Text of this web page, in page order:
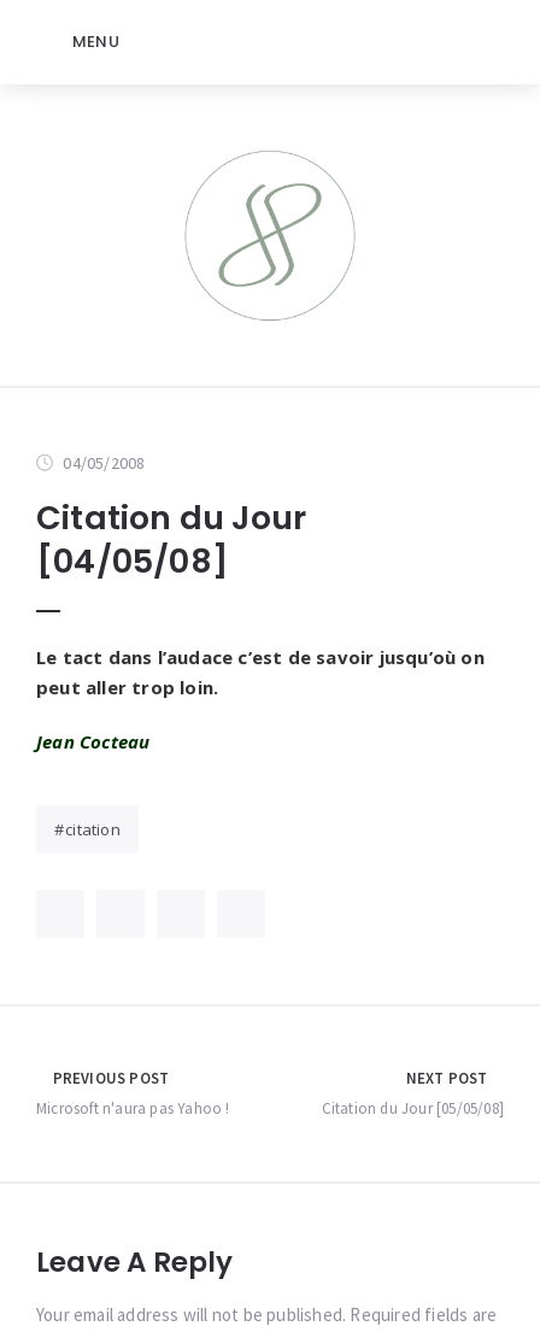
MENU
04/05/2008
Citation du Jour
[04/05/08]
Le tact dans l’audace c’est de savoir jusqu’où on
peut aller trop loin.
Jean Cocteau
citation
Navigation
de
PREVIOUS POST
Microsoft n'aura pas Yahoo !
NEXT POST
Citation du Jour [05/05/08]
Leave A Reply
Your email address will not be published. Required fields are